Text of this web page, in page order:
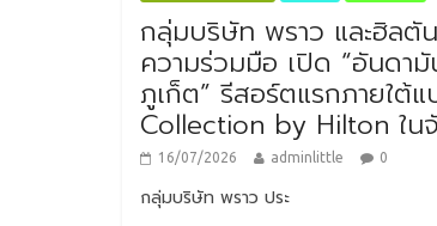
กลุ่มบริษัท พราว และฮิลตั
ความร่วมมือ เปิด “อันดามั
ภูเก็ต” รีสอร์ตแรกภายใต้
Collection by Hilton ใน
16/07/2026 adminlittle 0
กลุ่มบริษัท พราว ประ